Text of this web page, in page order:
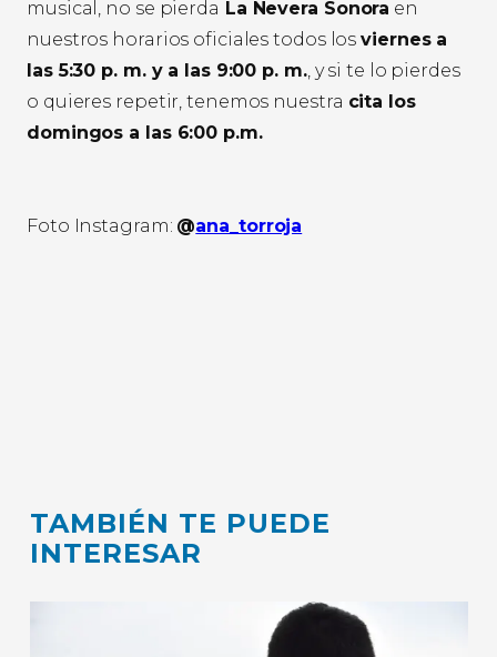
musical, no se pierda La Nevera Sonora en
nuestros horarios oficiales todos losviernes a
las 5:30 p. m. y a las 9:00 p. m., y si te lo pierdes
o quieres repetir, tenemos nuestra cita los
domingos a las 6:00 p.m.
Foto Instagram: @ana_torroja
TAMBIÉN TE PUEDE
INTERESAR